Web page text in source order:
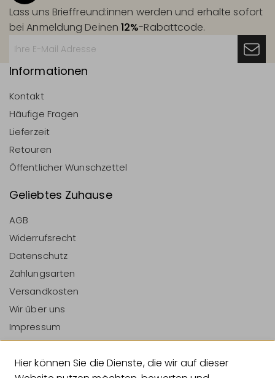
Lass uns Brieffreund:innen werden und erhalte sofort
bei Anmeldung Deinen12%-Rabattcode.
Informationen
Kontakt
Häufige Fragen
Lieferzeit
Retouren
Öffentlicher Wunschzettel
Geliebtes Zuhause
AGB
Widerrufsrecht
Datenschutz
Zahlungsarten
Versandkosten
Wir über uns
Impressum
Vertrag Widerrufen
Zahlungsarten
Hier können Sie die Dienste, die wir auf dieser